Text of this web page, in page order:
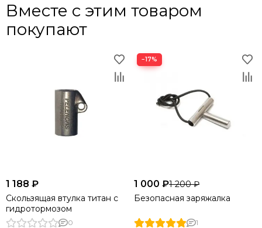
Вместе с этим товаром
покупают
1 188 ₽
Скользящая втулка титан с
гидротормозом
0
−17%
1 000 ₽1 200 ₽
Безопасная заряжалка
1